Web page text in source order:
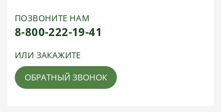
ПОЗВОНИТЕ НАМ
8-800-222-19-41
ИЛИ ЗАКАЖИТЕ
ОБРАТНЫЙ ЗВОНОК